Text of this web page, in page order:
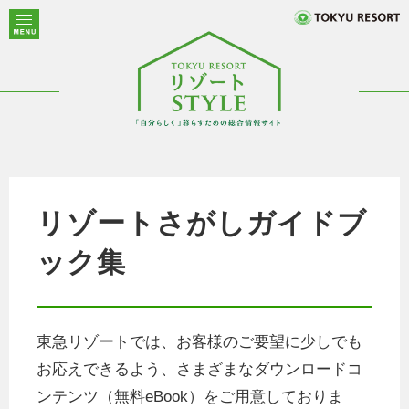
リゾートさがしガイドブ
ック集
東急リゾートでは、お客様のご要望に少しでも
お応えできるよう、さまざまなダウンロードコ
ンテンツ（無料eBook）をご用意しておりま